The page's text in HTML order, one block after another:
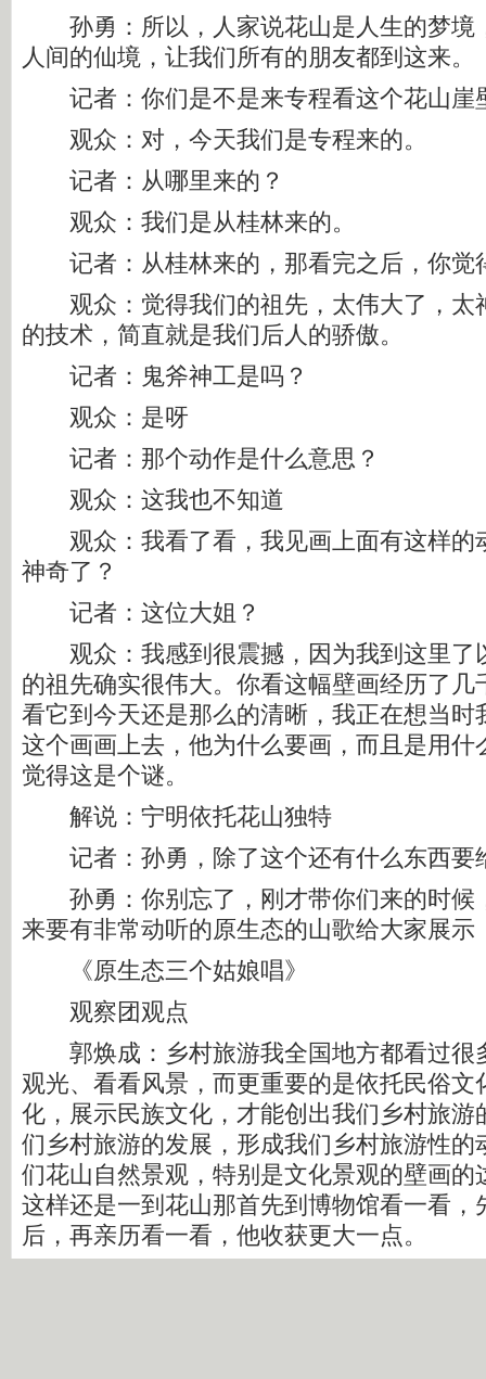
孙勇：所以，人家说花山是人生的梦境
人间的仙境，让我们所有的朋友都到这来。
记者：你们是不是来专程看这个花山崖
观众：对，今天我们是专程来的。
记者：从哪里来的？
观众：我们是从桂林来的。
记者：从桂林来的，那看完之后，你觉
观众：觉得我们的祖先，太伟大了，太
的技术，简直就是我们后人的骄傲。
记者：鬼斧神工是吗？
观众：是呀
记者：那个动作是什么意思？
观众：这我也不知道
观众：我看了看，我见画上面有这样的
神奇了？
记者：这位大姐？
观众：我感到很震撼，因为我到这里了
的祖先确实很伟大。你看这幅壁画经历了几
看它到今天还是那么的清晰，我正在想当时
这个画画上去，他为什么要画，而且是用什
觉得这是个谜。
解说：宁明依托花山独特
记者：孙勇，除了这个还有什么东西要
孙勇：你别忘了，刚才带你们来的时候
来要有非常动听的原生态的山歌给大家展示
《原生态三个姑娘唱》
观察团观点
郭焕成：乡村旅游我全国地方都看过很
观光、看看风景，而更重要的是依托民俗文
化，展示民族文化，才能创出我们乡村旅游
们乡村旅游的发展，形成我们乡村旅游性的
们花山自然景观，特别是文化景观的壁画的
这样还是一到花山那首先到博物馆看一看，
后，再亲历看一看，他收获更大一点。